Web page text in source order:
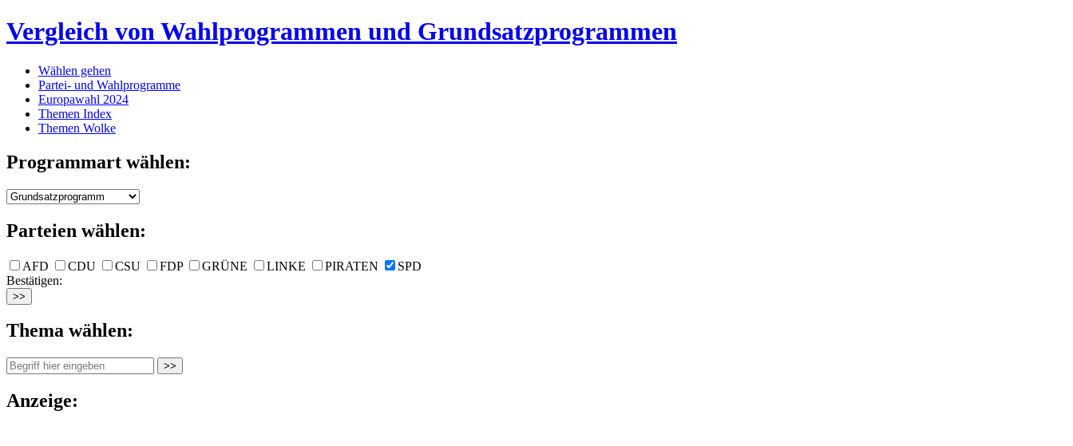
Vergleich von Wahlprogrammen und Grundsatzprogrammen
Wählen gehen
Partei- und Wahlprogramme
Europawahl 2024
Themen Index
Themen Wolke
Programmart wählen:
Parteien wählen:
AFD CDU CSU FDP GRÜNE LINKE PIRATEN
SPD
Bestätigen:
Thema wählen:
Anzeige: